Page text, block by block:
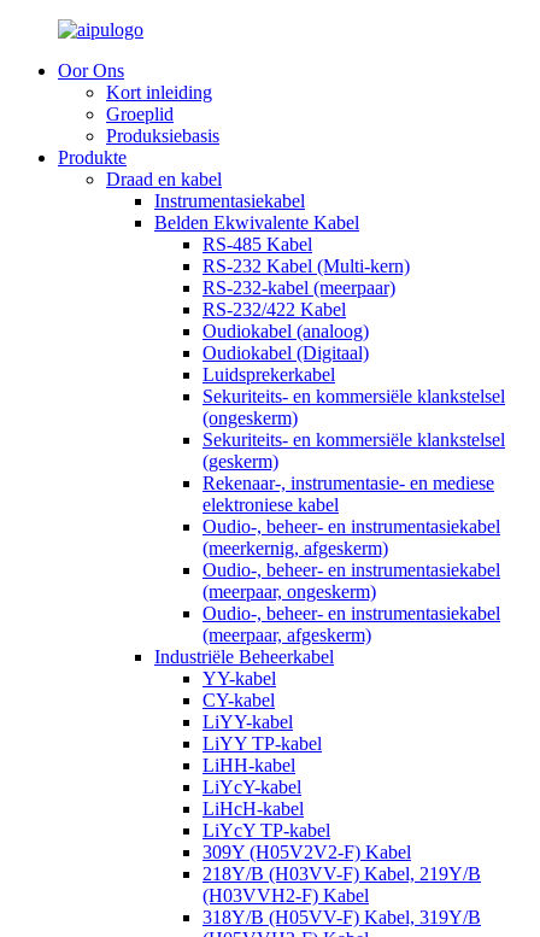
Oor Ons
Kort inleiding
Groeplid
Produksiebasis
Produkte
Draad en kabel
Instrumentasiekabel
Belden Ekwivalente Kabel
RS-485 Kabel
RS-232 Kabel (Multi-kern)
RS-232-kabel (meerpaar)
RS-232/422 Kabel
Oudiokabel (analoog)
Oudiokabel (Digitaal)
Luidsprekerkabel
Sekuriteits- en kommersiële klankstelsel
(ongeskerm)
Sekuriteits- en kommersiële klankstelsel
(geskerm)
Rekenaar-, instrumentasie- en mediese
elektroniese kabel
Oudio-, beheer- en instrumentasiekabel
(meerkernig, afgeskerm)
Oudio-, beheer- en instrumentasiekabel
(meerpaar, ongeskerm)
Oudio-, beheer- en instrumentasiekabel
(meerpaar, afgeskerm)
Industriële Beheerkabel
YY-kabel
CY-kabel
LiYY-kabel
LiYY TP-kabel
LiHH-kabel
LiYcY-kabel
LiHcH-kabel
LiYcY TP-kabel
309Y (H05V2V2-F) Kabel
218Y/B (H03VV-F) Kabel, 219Y/B
(H03VVH2-F) Kabel
318Y/B (H05VV-F) Kabel, 319Y/B